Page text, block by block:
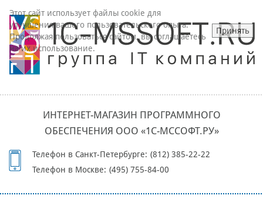
ИНТЕРНЕТ-МАГАЗИН ПРОГРАММНОГО
ОБЕСПЕЧЕНИЯ ООО «1С-МССОФТ.РУ»
Телефон в Санкт-Петербурге: (812) 385-22-22
Телефон в Москве: (495) 755-84-00
Этот сайт использует файлы cookie для
улучшения вашего пользовательского опыта.
Продолжая пользоваться сайтом, вы соглашаетесь
на их использование.
Принять